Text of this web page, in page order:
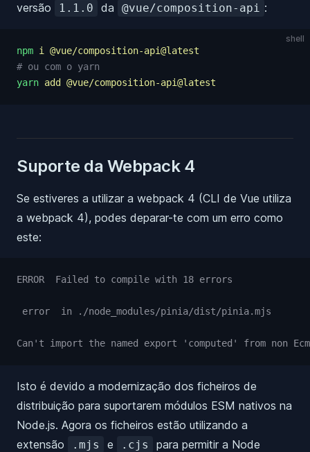
versão
1.1.0 da @vue/composition-api :
shell
npm i
@vue/composition-api@latest
# ou com o yarn
yarn add @vue/composition-api@latest
Suporte da Webpack 4
Se estiveres a utilizar a webpack 4 (CLI de Vue utiliza
a webpack 4), podes deparar-te com um erro como
este:
ERROR  Failed to compile with 18 errors
error  in ./node_modules/pinia/dist/pinia.mjs
Can't import the named export 'computed' from non
Isto é devido a modernização dos ficheiros de
distribuição para suportarem módulos ESM nativos na
Node.js. Agora os ficheiros estão utilizando a
extensão
.mjs e .cjs
para permitir a Node